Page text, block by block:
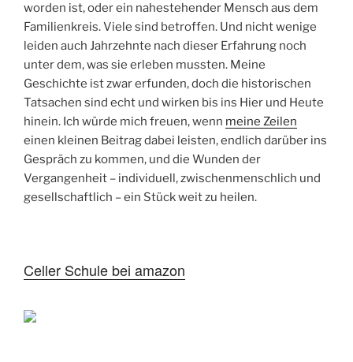
worden ist, oder ein nahestehender Mensch aus dem
Familienkreis. Viele sind betroffen. Und nicht wenige
leiden auch Jahrzehnte nach dieser Erfahrung noch
unter dem, was sie erleben mussten. Meine
Geschichte ist zwar erfunden, doch die historischen
Tatsachen sind echt und wirken bis ins Hier und Heute
hinein. Ich würde mich freuen, wenn meine Zeilen
einen kleinen Beitrag dabei leisten, endlich darüber ins
Gespräch zu kommen, und die Wunden der
Vergangenheit – individuell, zwischenmenschlich und
gesellschaftlich – ein Stück weit zu heilen.
Celler Schule bei amazon